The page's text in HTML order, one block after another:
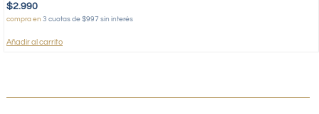
$2.990
compra en 3 cuotas de $997 sin interés
Añadir al carrito